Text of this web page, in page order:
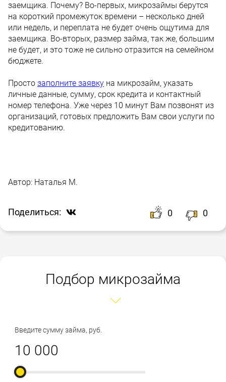
заемщика. Почему? Во-первых, микрозаймы берутся
на короткий промежуток времени – несколько дней
или недель, и переплата не будет очень ощутима для
заемщика. Во-вторых, размер займа, так же, большим
не будет, и это тоже не сильно отразится на семейном
бюджете.
Просто заполните заявку на микрозайм, указать
личные данные, сумму, срок кредита и контактный
номер телефона. Уже через 10 минут Вам позвонят из
организаций, готовых предложить Вам свои услуги по
кредитованию.
Автор: Наталья М.
Поделиться: 0 0
Подбор микрозайма
Введите сумму займа, руб.